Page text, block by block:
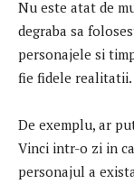
Nu este atat de
degraba sa
personajele si
fie fidele realitatii.
De exemplu, ar
Vinci intr-o zi in
personajul a